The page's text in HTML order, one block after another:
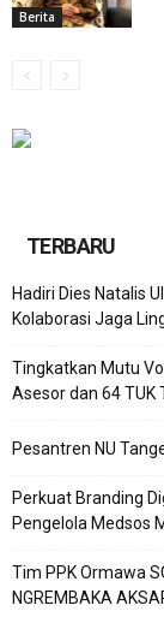
Berita
TERBARU
Hadiri Dies Natalis
Kolaborasi Jaga
Tingkatkan Mutu
Asesor dan 64 TUK
Pesantren NU
Perkuat Branding
Pengelola Medsos
Tim PPK Ormawa
NGREMBAKA